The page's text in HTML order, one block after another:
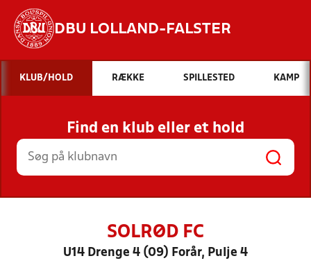
DBU LOLLAND-FALSTER
Hvad vil du søge efter?
INDHOLD OG NYHEDER
STILLINGER, RESULTATER, KLUBBER OG
HOLD
KLUB/HOLD RÆKKE SPILLESTED KAMP
Find en klub eller et hold
SOLRØD FC
U14 Drenge 4 (09) Forår, Pulje 4